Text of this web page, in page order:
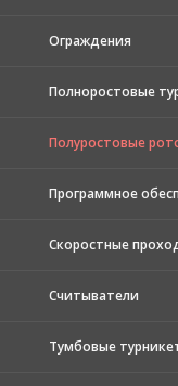
Ограждения
Полноростовые
Полуростовые
Программное
Скоростные
Считыватели
Тумбовые